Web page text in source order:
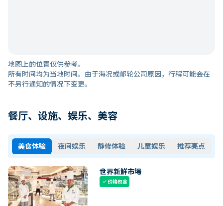
地图上的位置仅供参考。
所有时间均为当地时间。由于海况或邮轮公司原因，行程可能会在
不另行通知的情况下变更。
餐厅、设施、娱乐、美容
美食体验 夜间娱乐 静修体验 儿童娱乐 推荐亮点
世界新鮮市場
check价格包含